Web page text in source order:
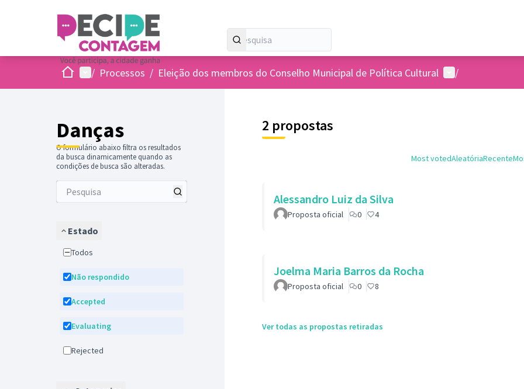
InicioMenu principal
/ Processos / Eleição dos membros do Conselho Municipal de Política Cultural Menu de usuários
/
Danças
O formulário abaixo filtra os resultados
da busca dinamicamente quando as
condições de busca são alteradas.
Estado
Todos
Não respondido
Accepted
Evaluating
Rejected
2 propostas
Most votedAleatóriaRecente
Alessandro Luiz da Silva
Proposta oficial 0 4
Joelma Maria Barros da Rocha
Proposta oficial 0 8
Ver todas as propostas retiradas